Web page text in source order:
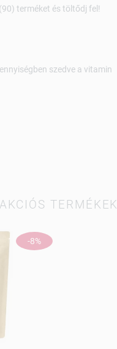
terméket és töltődj fel!
szedve a vitamin
AKCIÓS TERMÉKEK
-8%